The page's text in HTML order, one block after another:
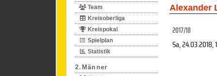
Team
Kreisoberliga
Kreispokal
Spielplan
Statistik
2.Männer
Alexander
2017/18
Sa, 24.03.2018,